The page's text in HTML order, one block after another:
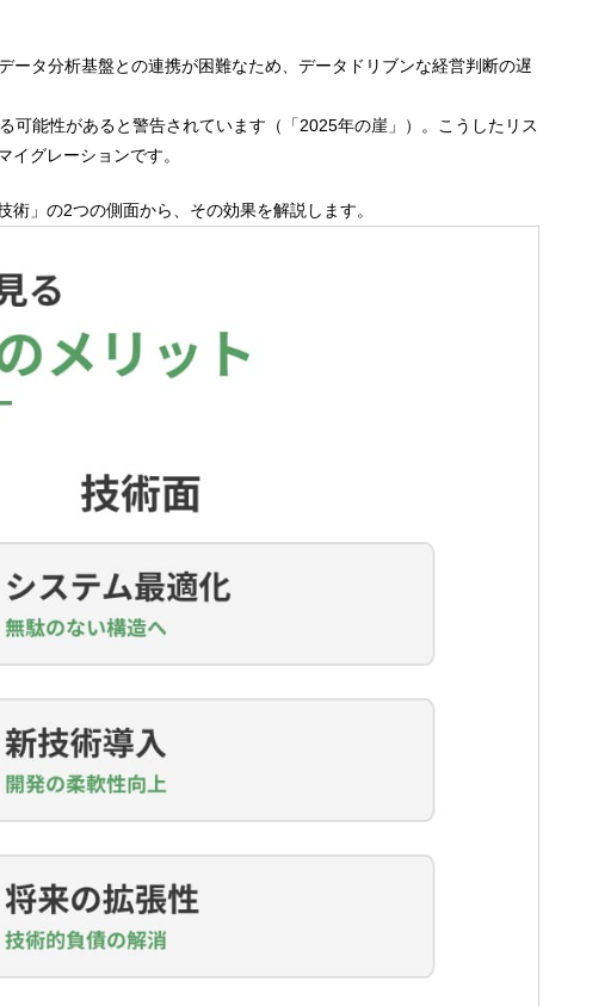
タ分析基盤との連携が困難なため、データドリブンな経営判断の遅
可能性があると警告されています（「2025年の崖」）。こうしたリス
グレーションです。
」の2つの側面から、その効果を解説します。